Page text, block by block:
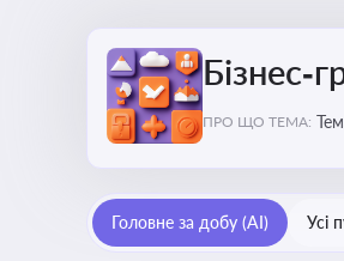
ПРО ЩО ТЕМА:
Головне за добу (AI) Усі